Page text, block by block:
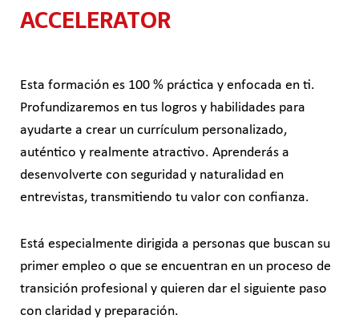
ACCELERATOR
Esta formación es 100 % práctica y enfocada en ti.
Profundizaremos en tus logros y habilidades para
ayudarte a crear un currículum personalizado,
auténtico y realmente atractivo. Aprenderás a
desenvolverte con seguridad y naturalidad en
entrevistas, transmitiendo tu valor con confianza.
Está especialmente dirigida a personas que buscan su
primer empleo o que se encuentran en un proceso de
transición profesional y quieren dar el siguiente paso
con claridad y preparación.